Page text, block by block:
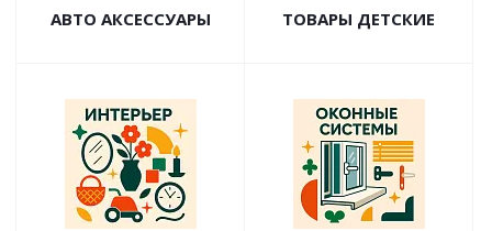
АВТО АКСЕССУАРЫ ТОВАРЫ ДЕТСКИЕ